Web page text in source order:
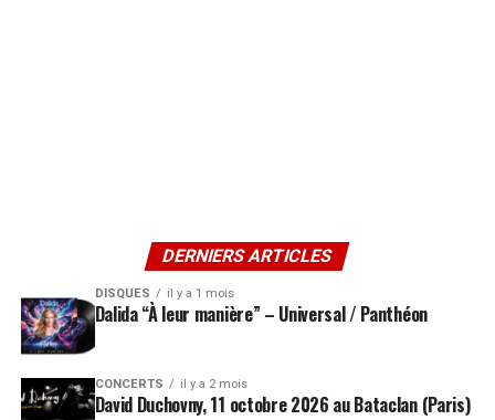
DERNIERS ARTICLES
DISQUES il y a 1 mois
Dalida “À leur manière” – Universal / Panthéon
CONCERTS il y a 2 mois
David Duchovny, 11 octobre 2026 au Bataclan (Paris)